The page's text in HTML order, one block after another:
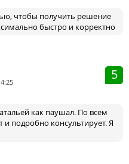
чтобы получить решение
быстро и корректно
5
как паушал. По всем
и подробно консультирует. Я